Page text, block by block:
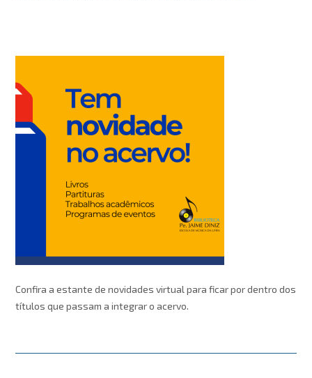
Confira a estante de novidades virtual para ficar por dentro dos
títulos que passam a integrar o acervo.